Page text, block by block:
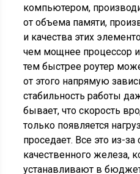
компьютером,
от объема памяти,
и качества этих
чем мощнее процессор
тем быстрее роутер
от этого напрямую
стабильность работы
бывает, что скорость
только появляется
проседает. Все это из-за
качественного железа,
устанавливают в